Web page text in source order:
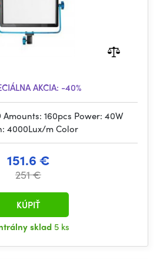
AKCIA: -40%
Amounts: 160pcs Power: 40W
4000Lux/m Color
151.6 €
251 €
sklad 5 ks
KÚPIŤ